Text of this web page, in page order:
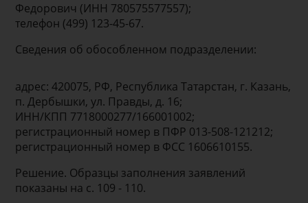
Федорович (ИНН 780575577557);
телефон (499) 123-45-67.
Сведения об обособленном подразделении:
адрес: 420075, РФ, Республика Татарстан, г. Казань,
п. Дербышки, ул. Правды, д. 16;
ИНН/КПП 7718000277/166001002;
регистрационный номер в ПФР 013-508-121212;
регистрационный номер в ФСС 1606610155.
Решение. Образцы заполнения заявлений
показаны на с. 109 - 110.